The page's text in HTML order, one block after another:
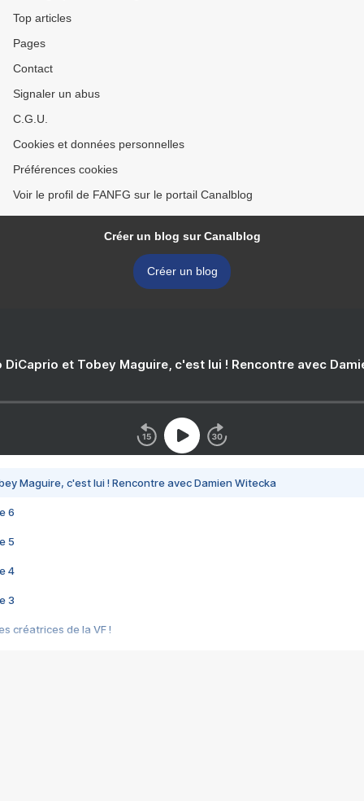
Top articles
Pages
Contact
Signaler un abus
C.G.U.
Cookies et données personnelles
Préférences cookies
Voir le profil de FANFG sur le portail Canalblog
Créer un blog sur Canalblog
Créer un blog
DiCaprio et Tobey Maguire, c'est lui ! Rencontre avec
Maguire, c'est lui ! Rencontre avec Damien Witecka
6
5
4
3
créatrices de la VF !